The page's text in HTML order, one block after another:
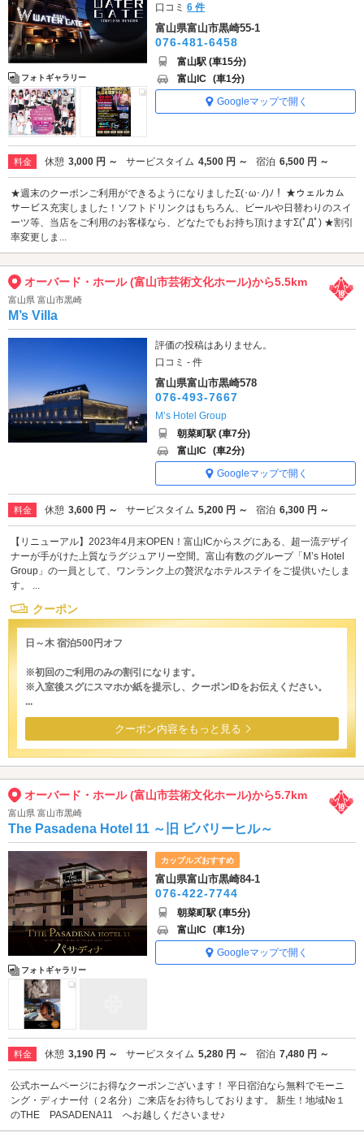
フォトギャラリー
口コミ6 件
富山県富山市黒崎55-1
076-481-6458
富山駅 (車15分)
富山IC (車1分)
Googleマップで開く
料金 休憩 3,000 円 ～ サービスタイム 4,500 円 ～ 宿泊 6,500 円 ～
★週末のクーポンご利用ができるようになりましたΣ(･ω･ﾉ)ﾉ！ ★ウェルカム
サービス充実しました！ソフトドリンクはもちろん、ビールや日替わりのスイ
ーツ等、当店をご利用のお客様なら、どなたでもお持ち頂けますΣ(ﾟДﾟ) ★割引
率変更しま...
オーバード・ホール (富山市芸術文化ホール)から5.5km
富山県 富山市黒崎
M’s Villa
評価の投稿はありません。
口コミ - 件
富山県富山市黒崎578
076-493-7667
M’s Hotel Group
朝菜町駅 (車7分)
富山IC (車2分)
Googleマップで開く
料金 休憩 3,600 円 ～ サービスタイム 5,200 円 ～ 宿泊 6,300 円 ～
【リニューアル】2023年4月末OPEN！富山ICからスグにある、超一流デザイ
ナーが手がけた上質なラグジュアリー空間。富山有数のグループ「M’s Hotel
Group」の一員として、ワンランク上の贅沢なホテルステイをご提供いたしま
す。 ...
クーポン
日～木 宿泊500円オフ
※初回のご利用のみの割引になります。
※入室後スグにスマホか紙を提示し、クーポンIDをお伝えください。
...
クーポン内容をもっと見る
オーバード・ホール (富山市芸術文化ホール)から5.7km
富山県 富山市黒崎
The Pasadena Hotel 11 ～旧 ビバリーヒル～
フォトギャラリー
カップルズおすすめ
富山県富山市黒崎84-1
076-422-7744
朝菜町駅 (車5分)
富山IC (車1分)
Googleマップで開く
料金 休憩 3,190 円 ～ サービスタイム 5,280 円 ～ 宿泊 7,480 円 ～
公式ホームページにお得なクーポンございます！ 平日宿泊なら無料でモーニ
ング・ディナー付（２名分）ご来店をお待ちしております。 新生！地域№１
のTHE PASADENA11 へお越しくださいませ♪